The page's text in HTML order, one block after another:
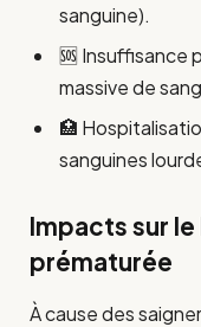
sanguine).
🆘 Insuffisance
massive de
🏥
sanguines
Impacts sur
prématurée
À cause des